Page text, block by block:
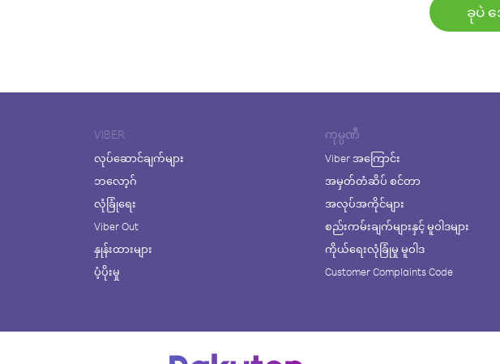
ခုပဲ
VIBER
လုပ်ဆောင်ချက်များ
ဘလော့ဂ်
လုံခြုံရေး
Viber Out
နှုန်းထားများ
ပံ့ပိုးမှု
ကုမ္ပဏီ
Viber အကြောင်း
အမှတ်တံဆိပ် စင်တာ
အလုပ်အကိုင်များ
စည်းကမ်းချက်များနှင့် မူဝါဒများ
ကိုယ်ရေးလုံခြုံမှု မူဝါဒ
Customer Complaints Code